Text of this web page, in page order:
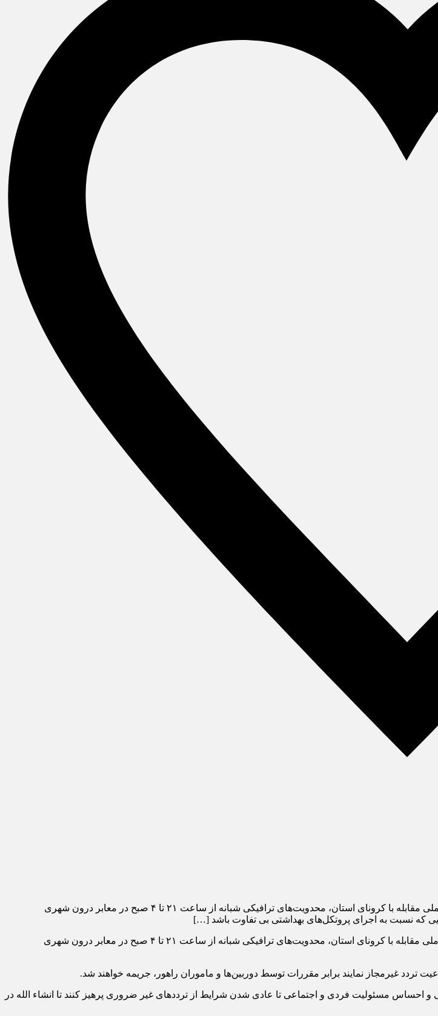
به گزارش حوادث ایلام; سرهنگ ابوالفضل کهزادی اظهارداشت:در راستای اجرای مصوبات ستاد ملی مقابله با کرونای استان، محدویت‌های ترافیکی شبانه از ساعت ۲۱ تا ۴ صبح در معابر درون شهری
که نسبت به اجرای پروتکل‌های بهداشتی بی تفاوت باشد […]
سرهنگ ابوالفضل کهزادی اظهارداشت:در راستای اجرای مصوبات ستاد ملی مقابله با کرونای استان، محدویت‌های ترافیکی شبانه از ساعت ۲۱ تا ۴ صبح در معابر درون شهری
غیرمجاز نمایند برابر مقررات توسط دوربین‌ها و ماموران راهور، جریمه خواهند شد.
احساس مسئولیت فردی و اجتماعی تا عادی شدن شرایط از تردد‌های غیر ضروری پرهیز کنند تا انشاء الله در